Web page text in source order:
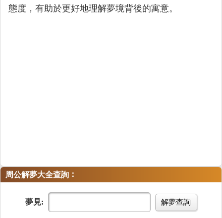
態度，有助於更好地理解夢境背後的寓意。
周公解夢大全查詢 ：
夢見: 解夢查詢